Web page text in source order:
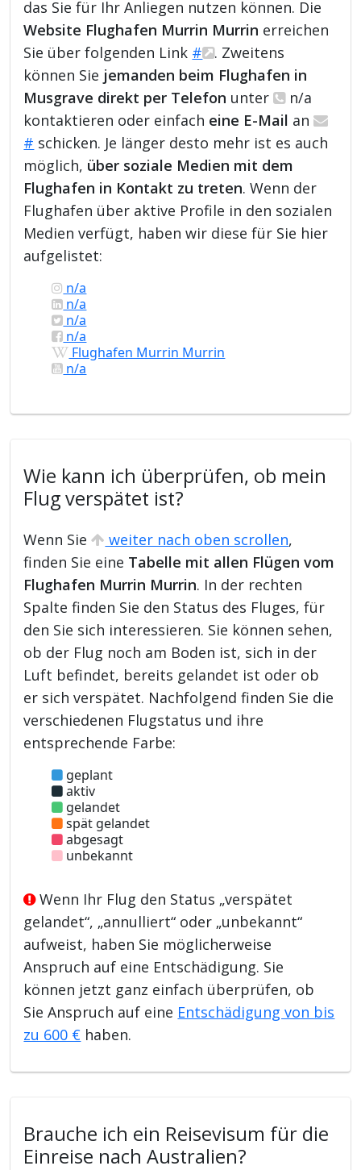
das Sie für Ihr Anliegen nutzen können. Die
Website Flughafen Murrin Murrin erreichen
Sie über folgenden Link #
. Zweitens
können Sie jemanden beim Flughafen in
Musgrave direkt per Telefon unter
n/a
kontaktieren oder einfach eine E-Mail an
# schicken. Je länger desto mehr ist es auch
möglich, über soziale Medien mit dem
Flughafen in Kontakt zu treten. Wenn der
Flughafen über aktive Profile in den sozialen
Medien verfügt, haben wir diese für Sie hier
aufgelistet:
n/a
n/a
n/a
n/a
Flughafen Murrin Murrin
n/a
Wie kann ich überprüfen, ob mein
Flug verspätet ist?
Wenn Sie weiter nach oben scrollen,
finden Sie eine Tabelle mit allen Flügen vom
Flughafen Murrin Murrin. In der rechten
Spalte finden Sie den Status des Fluges, für
den Sie sich interessieren. Sie können sehen,
ob der Flug noch am Boden ist, sich in der
Luft befindet, bereits gelandet ist oder ob
er sich verspätet. Nachfolgend finden Sie die
verschiedenen Flugstatus und ihre
entsprechende Farbe:
geplant
aktiv
gelandet
spät gelandet
abgesagt
unbekannt
Wenn Ihr Flug den Status „verspätet
gelandet“, „annulliert“ oder „unbekannt“
aufweist, haben Sie möglicherweise
Anspruch auf eine Entschädigung. Sie
können jetzt ganz einfach überprüfen, ob
Sie Anspruch auf eine Entschädigung von bis
zu 600 € haben.
Brauche ich ein Reisevisum für die
Einreise nach Australien?